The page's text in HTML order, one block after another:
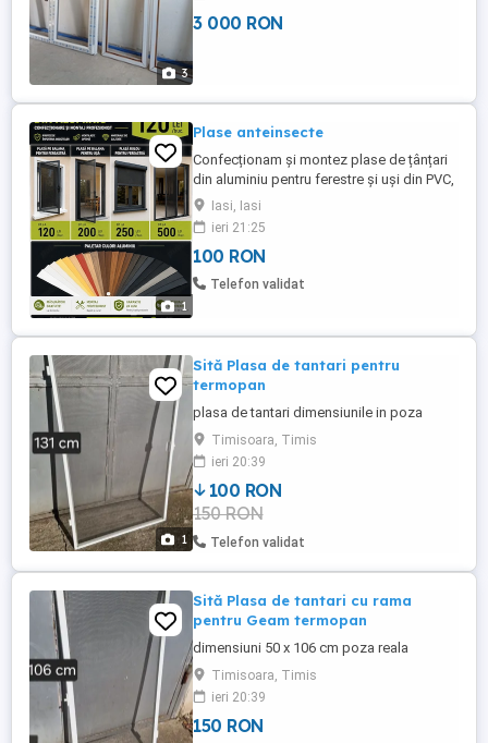
3
transport și montaj, contracost!
3 000 RON
1
Plase anteinsecte
Confecționam și montez plase de țânțari
din aluminiu pentru ferestre și uși din PVC,
aluminiu și lemn. Prețuri de la: Plasă pe
balamale fereastră 120 lei Plasă pe
balamale ușă 200 lei Plasă rulou fereastră
250 lei Plasă plisse ușă 500 lei Măsurători,
confecționare și montaj profesionist.
Iasi, Iasi
ieri 21:25
100 RON
Telefon validat
1
Sită Plasa de tantari pentru
termopan
plasa de tantari dimensiunile in poza
Timisoara, Timis
ieri 20:39
100 RON
150 RON
Telefon validat
Sită Plasa de tantari cu rama
pentru Geam termopan
dimensiuni 50 x 106 cm poza reala
Timisoara, Timis
ieri 20:39
150 RON